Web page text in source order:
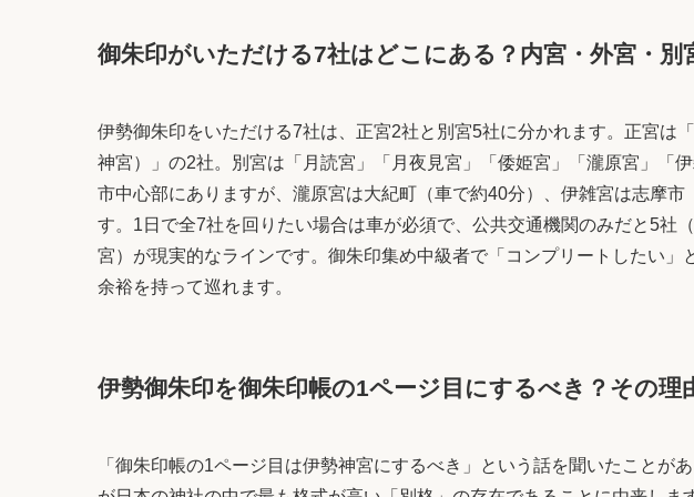
御朱印がいただける7社はどこにある？内宮・外宮・別
伊勢御朱印をいただける7社は、正宮2社と別宮5社に分かれます。正宮は
神宮）」の2社。別宮は「月読宮」「月夜見宮」「倭姫宮」「瀧原宮」「
市中心部にありますが、瀧原宮は大紀町（車で約40分）、伊雑宮は志摩市
す。1日で全7社を回りたい場合は車が必須で、公共交通機関のみだと5社
宮）が現実的なラインです。御朱印集め中級者で「コンプリートしたい」
余裕を持って巡れます。
伊勢御朱印を御朱印帳の1ページ目にするべき？その理
「御朱印帳の1ページ目は伊勢神宮にするべき」という話を聞いたことが